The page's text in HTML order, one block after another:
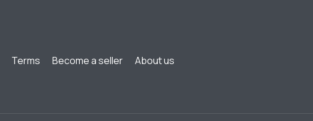
Terms Become a seller About us